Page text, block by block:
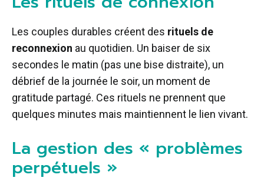
Les couples durables créent des rituels de
reconnexion au quotidien. Un baiser de six
secondes le matin (pas une bise distraite), un
débrief de la journée le soir, un moment de
gratitude partagé. Ces rituels ne prennent que
quelques minutes mais maintiennent le lien vivant.
La gestion des « problèmes
perpétuels »